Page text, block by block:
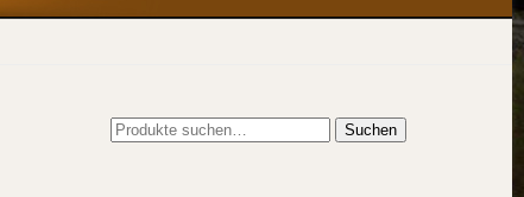
Suche
nach: Suchen